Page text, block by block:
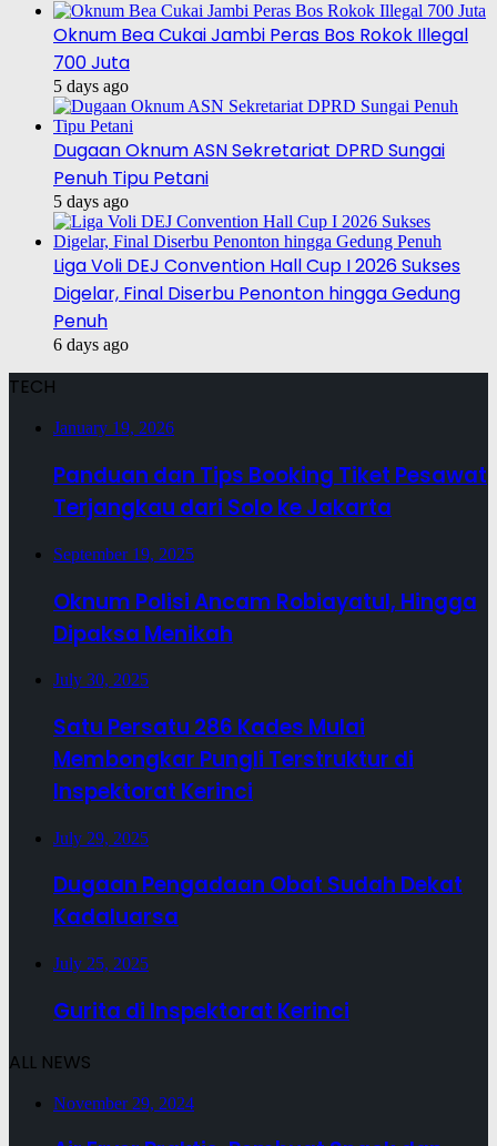
Oknum Bea Cukai Jambi Peras Bos Rokok Illegal
700 Juta
5 days ago
Dugaan Oknum ASN Sekretariat DPRD Sungai
Penuh Tipu Petani
5 days ago
Liga Voli DEJ Convention Hall Cup I 2026 Sukses
Digelar, Final Diserbu Penonton hingga Gedung
Penuh
6 days ago
TECH
January 19, 2026
Panduan dan Tips Booking Tiket Pesawat
Terjangkau dari Solo ke Jakarta
September 19, 2025
Oknum Polisi Ancam Robiayatul, Hingga
Dipaksa Menikah
July 30, 2025
Satu Persatu 286 Kades Mulai
Membongkar Pungli Terstruktur di
Inspektorat Kerinci
July 29, 2025
Dugaan Pengadaan Obat Sudah Dekat
Kadaluarsa
July 25, 2025
Gurita di Inspektorat Kerinci
ALL NEWS
November 29, 2024